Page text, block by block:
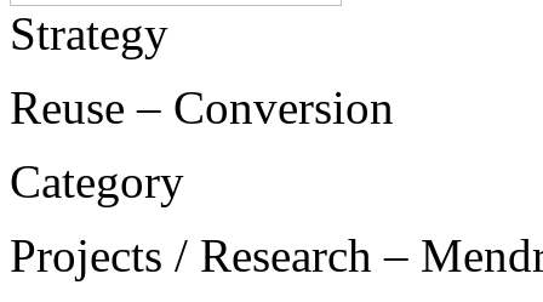
Strategy
Reuse – Conversion
Category
Projects / Research –